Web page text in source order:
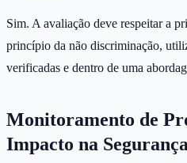
Sim. A avaliação deve respeitar a
princípio da não discriminação,
verificadas e dentro de uma
Monitoramento de
Impacto na